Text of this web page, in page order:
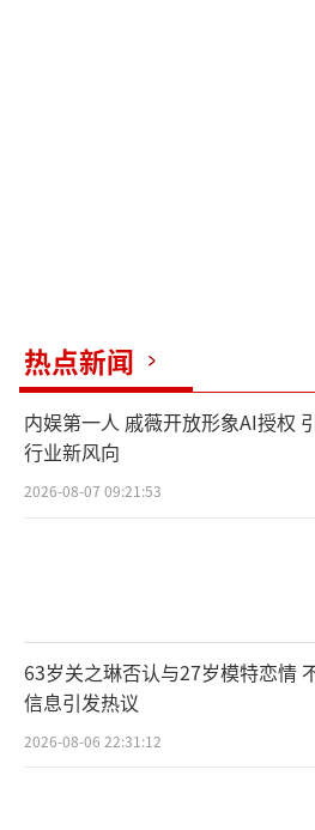
一位飞行员驾驶的飞机发
拉大沙漠中,碰巧遇到一名
飞行员通过与小王子共度
王子所居住的星球的奇特
热点新闻
内娱第一人 戚薇开放形象AI授权
行业新风向
2026-08-07 09:21:53
63岁关之琳否认与27岁模特恋情
信息引发热议
2026-08-06 22:31:12